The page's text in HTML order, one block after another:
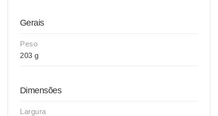
Gerais
Peso
203 g
Dimensões
Largura